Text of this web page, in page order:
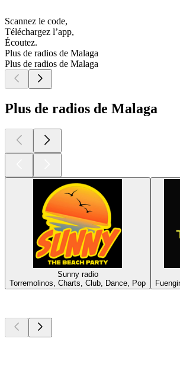
Scannez le code,
Téléchargez l’app,
Écoutez.
Plus de radios de Malaga
Plus de radios de Malaga
Plus de radios de Malaga
Sunny radio
Torremolinos, Charts, Club, Dance, Pop